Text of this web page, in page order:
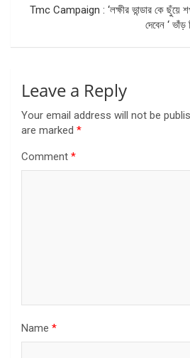
Tmc Campaign : ‘লক্ষীর ভান্ডার কে ছুঁয়ে
দেবেন ‘
Leave a Reply
Your email address will not be
are marked *
Comment *
Name *